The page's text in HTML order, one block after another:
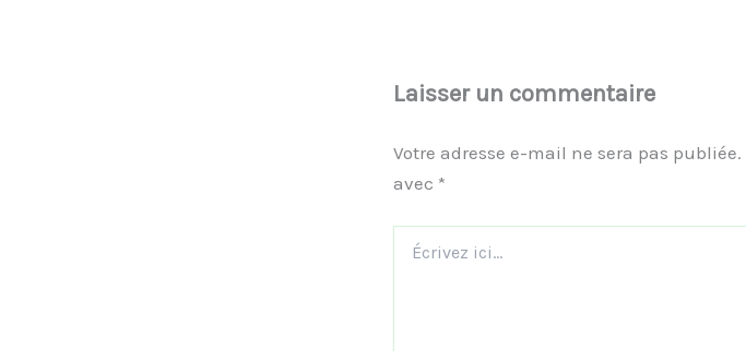
Laisser un commentaire
Votre adresse e-mail ne sera pas publiée.
avec *
ici…